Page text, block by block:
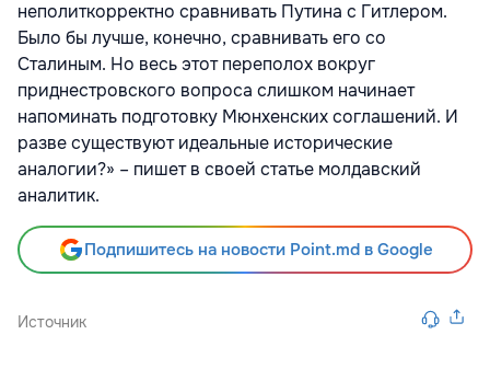
неполиткорректно сравнивать Путина с Гитлером.
Было бы лучше, конечно, сравнивать его со
Сталиным. Но весь этот переполох вокруг
приднестровского вопроса слишком начинает
напоминать подготовку Мюнхенских соглашений. И
разве существуют идеальные исторические
аналогии?» – пишет в своей статье молдавский
аналитик.
Подпишитесь на новости Point.md в Google
Источник